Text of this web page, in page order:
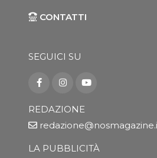
CONTATTI
SEGUICI SU
REDAZIONE
LA PUBBLICITÀ